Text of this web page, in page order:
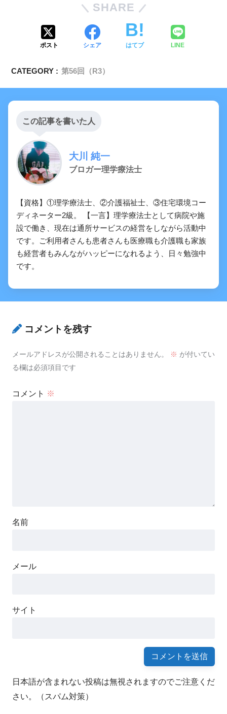
SHARE
ポスト シェア はてブ LINE
CATEGORY : 第56回（R3）
この記事を書いた人
大川 純一
ブロガー理学療法士
【資格】①理学療法士、②介護福祉士、③住宅環境コー
ディネーター2級。 【一言】理学療法士として病院や施
設で働き、現在は通所サービスの経営をしながら活動中
です。ご利用者さんも患者さんも医療職も介護職も家族
も経営者もみんながハッピーになれるよう、日々勉強中
です。
コメントを残す
メールアドレスが公開されることはありません。 ※ が付いてい
る欄は必須項目です
コメント ※
名前
メール
サイト
日本語が含まれない投稿は無視されますのでご注意くだ
さい。（スパム対策）